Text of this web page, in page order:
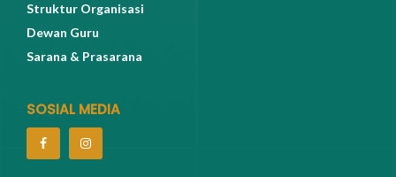
Struktur Organisasi
Dewan Guru
Sarana & Prasarana
SOSIAL MEDIA